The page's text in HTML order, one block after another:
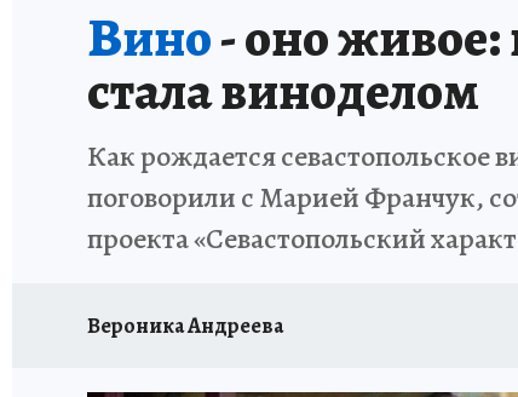
Вино- оно живое:
стала виноделом
Как рождается
поговорили с Марией Франчук,
проекта «Севастопольский
Вероника Андреева